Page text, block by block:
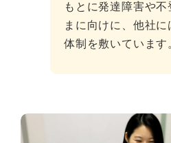
もとに発達障害や
まに向けに、他社
体制を敷いています